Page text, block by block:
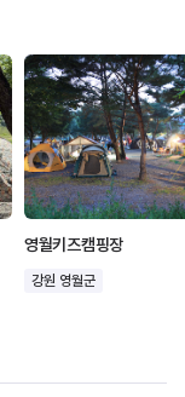
영월키즈캠핑장
강원 영월군